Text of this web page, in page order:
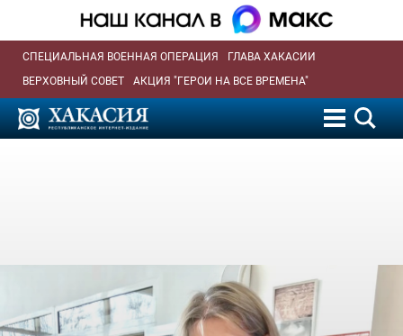
СПЕЦИАЛЬНАЯ ВОЕННАЯ ОПЕРАЦИЯ
ГЛАВА ХАКАСИИ
ВЕРХОВНЫЙ СОВЕТ
АКЦИЯ "ГЕРОИ НА ВСЕ ВРЕМЕНА"